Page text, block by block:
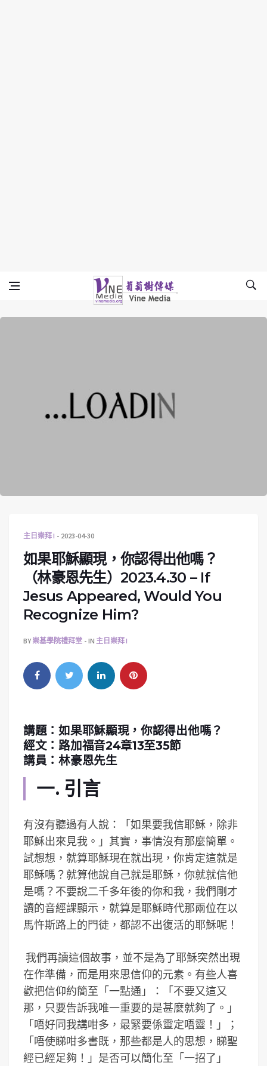
Vine Media
葡萄樹傳媒
主日崇拜 I 2023-04-30
如果耶穌顯現，你認得出他嗎？
（林豪恩先生）2023.4.30 – If
Jesus Appeared, Would You
Recognize Him?
BY崇基學院禮拜堂 IN 主日崇拜 I
講題：如果耶穌顯現，你認得出他嗎？
經文：路加福音24章13至35節
講員：林豪恩先生
一. 引言
有沒有聽過有人說：「如果要我信耶穌，除非
耶穌出來見我。」其實，事情沒有那麼簡單。
試想想，就算耶穌現在就出現，你肯定這就是
耶穌嗎？就算他說自己就是耶穌，你就就信他
是嗎？不要說二千多年後的你和我，我們剛才
讀的音經課顯示，就算是耶穌時代那兩位在以
馬忤斯路上的門徒，都認不出復活的耶穌呢！
我們再讀這個故事，並不是為了耶穌突然出現
在作準備，而是用來思信仰的元素。有些人喜
歡把信仰約簡至「一點通」：「不要又這又
那，只要告訴我唯一重要的是甚麼就夠了。」
「唔好同我講咁多，最緊要係靈定唔靈！」；
「唔使睇咁多書既，那些都是人的思想，睇聖
經已經足夠！」是否可以簡化至「一招了」